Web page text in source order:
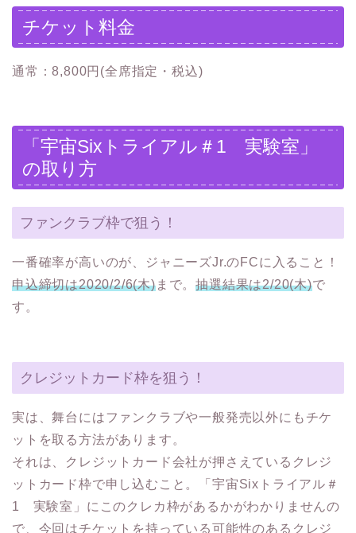
チケット料金
通常：8,800円(全席指定・税込)
「宇宙Sixトライアル＃1 実験室」
の取り方
ファンクラブ枠で狙う！
一番確率が高いのが、ジャニーズJr.のFCに入ること！
申込締切は2020/2/6(木)まで。抽選結果は2/20(木)で
す。
クレジットカード枠を狙う！
実は、舞台にはファンクラブや一般発売以外にもチケ
ットを取る方法があります。
それは、クレジットカード会社が押さえているクレジ
ットカード枠で申し込むこと。「宇宙Sixトライアル＃
1 実験室」にこのクレカ枠があるかがわかりませんの
で、今回はチケットを持っている可能性のあるクレジ